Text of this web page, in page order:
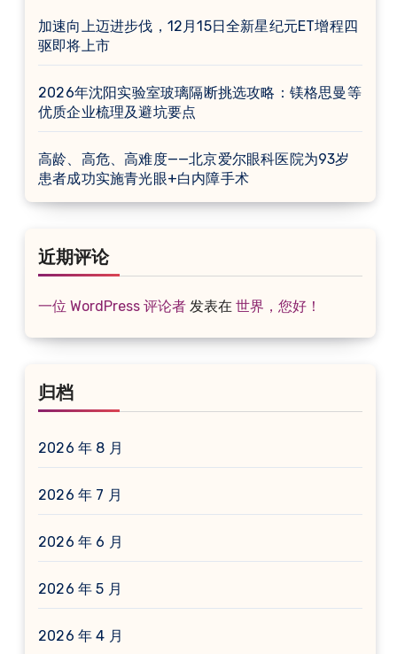
加速向上迈进步伐，12月15日全新星纪元ET增程四
驱即将上市
2026年沈阳实验室玻璃隔断挑选攻略：镁格思曼等
优质企业梳理及避坑要点
高龄、高危、高难度——北京爱尔眼科医院为93岁
患者成功实施青光眼+白内障手术
近期评论
一位 WordPress 评论者 发表在 世界，您好！
归档
2026 年 8 月
2026 年 7 月
2026 年 6 月
2026 年 5 月
2026 年 4 月